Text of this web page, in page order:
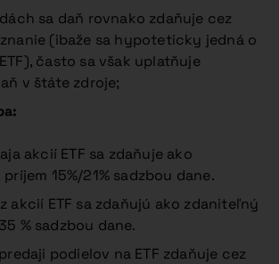
sa daň rovnako zdaňuje cez
(ibaže sa hypoteticky jedná o
často sa však uplatňuje
v štáte zdroje;
akcií ETF sa zdaňuje ako
15%/21% sadzbou dane.
akcií ETF sa zdaňujú ako zdaniteľný
% sadzbou dane.
podielov na ETF zdaňuje cez